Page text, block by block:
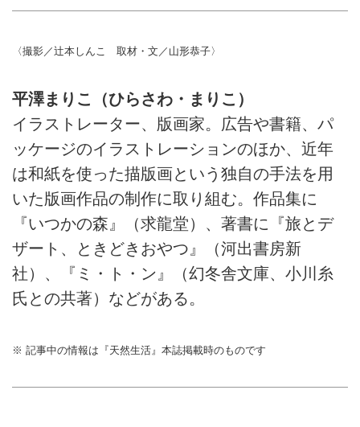
〈撮影／辻本しんこ 取材・文／山形恭子〉
平澤まりこ（ひらさわ・まりこ）
イラストレーター、版画家。広告や書籍、パ
ッケージのイラストレーションのほか、近年
は和紙を使った描版画という独自の手法を用
いた版画作品の制作に取り組む。作品集に
『いつかの森』（求龍堂）、著書に『旅とデ
ザート、ときどきおやつ』（河出書房新
社）、『ミ・ト・ン』（幻冬舎文庫、小川糸
氏との共著）などがある。
※ 記事中の情報は『天然生活』本誌掲載時のものです